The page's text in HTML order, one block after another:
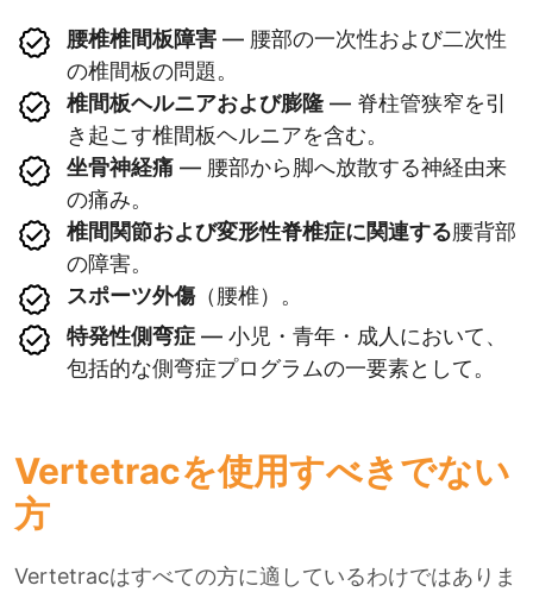
腰椎椎間板障害 — 腰部の一次性および二次性
の椎間板の問題。
椎間板ヘルニアおよび膨隆 — 脊柱管狭窄を引
き起こす椎間板ヘルニアを含む。
坐骨神経痛 — 腰部から脚へ放散する神経由来
の痛み。
椎間関節および変形性脊椎症に関連する腰背部
の障害。
スポーツ外傷 （腰椎）。
特発性側弯症 — 小児・青年・成人において、
包括的な側弯症プログラムの一要素として。
Vertetracを使用すべきでない
方
Vertetracはすべての方に適しているわけではありま